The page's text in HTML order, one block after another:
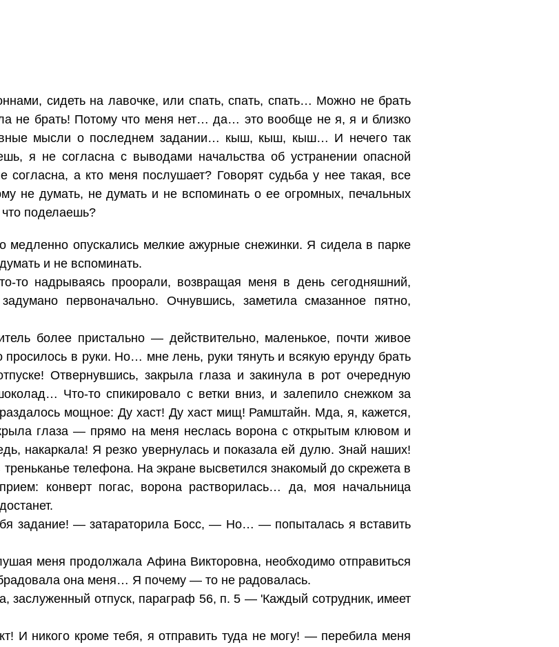
сидеть на лавочке, или спать, спать, спать… Можно не брать
не брать! Потому что меня нет… да… это вообще не я, я и близко
мысли о последнем задании… кыш, кыш, кыш… И нечего так
я не согласна с выводами начальства об устранении опасной
а кто меня послушает? Говорят судьба у нее такая, все
не думать, не думать и не вспоминать о ее огромных, печальных
поделаешь?
медленно опускались мелкие ажурные снежинки. Я сидела в парке
и не вспоминать.
то надрываясь проорали, возвращая меня в день сегодняшний,
первоначально. Очнувшись, заметила смазанное пятно,
более пристально — действительно, маленькое, почти живое
просилось в руки. Но… мне лень, руки тянуть и всякую ерунду брать
Отвернувшись, закрыла глаза и закинула в рот очередную
Что-то спикировало с ветки вниз, и залепило снежком за
мощное: Ду хаст! Ду хаст мищ! Рамштайн. Мда, я, кажется,
глаза — прямо на меня неслась ворона с открытым клювом и
накаркала! Я резко увернулась и показала ей дулю. Знай наших!
телефона. На экране высветился знакомый до скрежета в
конверт погас, ворона растворилась… да, моя начальница
задание! — затараторила Босс, — Но… — попыталась я вставить
меня продолжала Афина Викторовна, необходимо отправиться
она меня… Я почему — то не радовалась.
заслуженный отпуск, параграф 56, п. 5 — 'Каждый сотрудник, имеет
И никого кроме тебя, я отправить туда не могу! — перебила меня